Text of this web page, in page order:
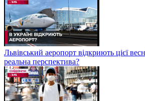
Львівський аеропорт відкриють цієї
реальна перспектива?